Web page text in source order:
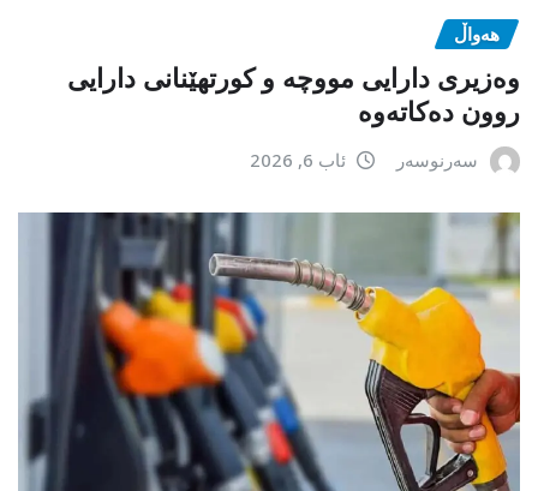
هەواڵ
وەزیری دارایی مووچە و کورتهێنانی دارایی
روون دەکاتەوە
سەرنوسەر ئاب 6, 2026